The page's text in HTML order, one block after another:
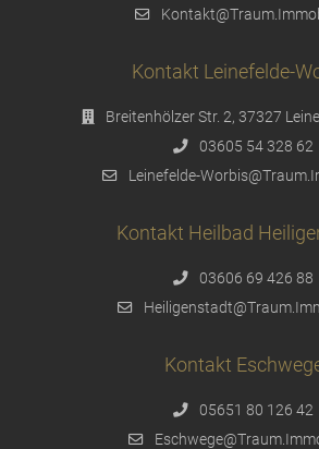
Kontakt Leinefelde-
Breitenhölzer Str. 2, 37327
03605 54 328 62
Leinefelde-
Kontakt Heilbad
03606 69 426 88
Kontakt
05651 80 126 42